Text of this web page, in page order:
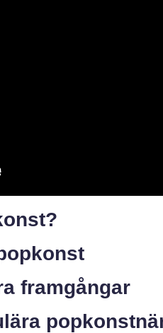
framgångar